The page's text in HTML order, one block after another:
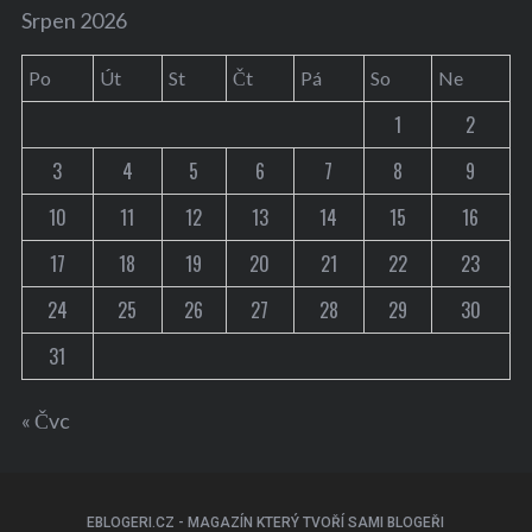
Srpen 2026
Po Út St Čt Pá So Ne
1
2
3
4 5 6 7 8
9
10
11 12 13 14 15
16
17
18 19 20 21 22
23
24
25 26 27 28 29
30
31
« Čvc
EBLOGERI.CZ - MAGAZÍN KTERÝ TVOŘÍ SAMI BLOGEŘI